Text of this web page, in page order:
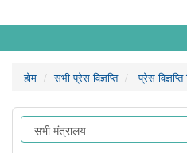
होम सभी प्रेस विज्ञप्ति प्रेस